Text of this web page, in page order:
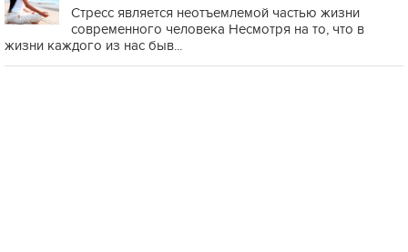
Стресс является неотъемлемой частью жизни
современного человека Несмотря на то, что в
жизни каждого из нас быв...